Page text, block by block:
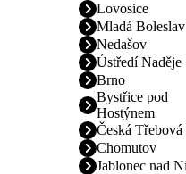
Lovosice
Mladá Boleslav
Nedašov
Ústředí Naděje
Brno
Bystřice pod
Hostýnem
Česká Třebová
Chomutov
Jablonec nad